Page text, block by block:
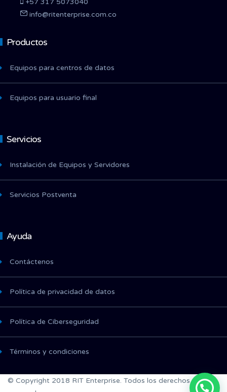
+57 317 5073040
info@ritenterprise.com.co
Productos
Equipos para centros de datos
Equipos para usuario final
Servicios
Instalación de Equipos y Servidores
Servicios Postventa
Ayuda
Contáctenos
Política de privacidad de datos
Política de Ciberseguridad
Términos y condiciones
© Copyright 2018 RIT Enterprise. Todos los derechos